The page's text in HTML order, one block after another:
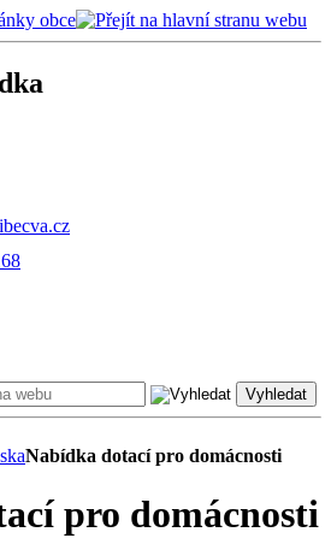
obce
Vyhledat
Nabídka dotací pro domácnosti
pro domácnosti